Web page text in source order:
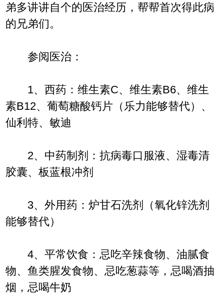
弟多讲讲自个的医治经历，帮帮首次得此病
的兄弟们。
参阅医治：
1、西药：维生素C、维生素B6、维生
素B12、葡萄糖酸钙片（乐力能够替代）、
仙利特、敏迪
2、中药制剂：抗病毒口服液、湿毒清
胶囊、板蓝根冲剂
3、外用药：炉甘石洗剂（氧化锌洗剂
能够替代）
4、平常饮食：忌吃辛辣食物、油腻食
物、鱼类腥发食物、忌吃葱蒜等，忌喝酒抽
烟，忌喝牛奶